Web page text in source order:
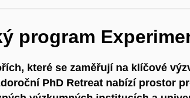
program
které se zaměřují na klíčové
PhD Retreat nabízí prostor